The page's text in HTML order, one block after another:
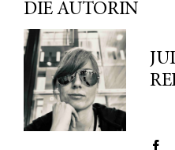
DIE AUTORIN